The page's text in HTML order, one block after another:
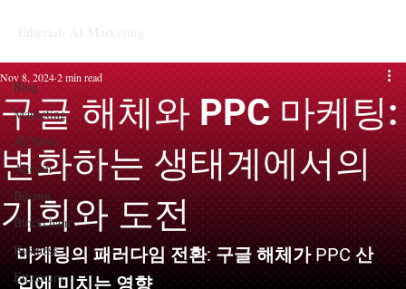
Blog
Marketing
AI News
Altcoin
Bitcoin
Blockchain
Business
Ethereum
구글 해체와 PPC 마케팅:
변화하는 생태계에서의
기회와 도전
Nov 8, 20242 min read
마케팅의 패러다임 전환: 구글 해체가 PPC 산
업에 미치는 영향